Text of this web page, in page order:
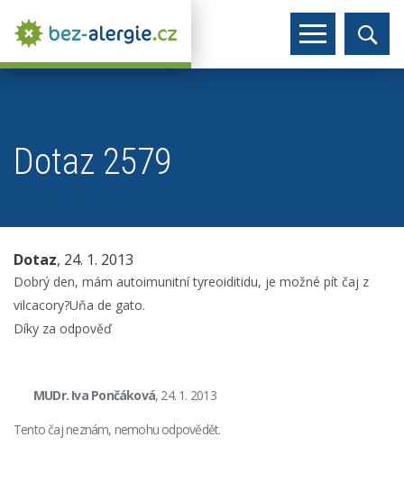
Dotaz 2579
Dotaz, 24. 1. 2013
Dobrý den, mám autoimunitní tyreoiditidu, je možné pít čaj z
vilcacory?Uňa de gato.
Díky za odpověď
MUDr. Iva Pončáková, 24. 1. 2013
Tento čaj neznám, nemohu odpovědět.